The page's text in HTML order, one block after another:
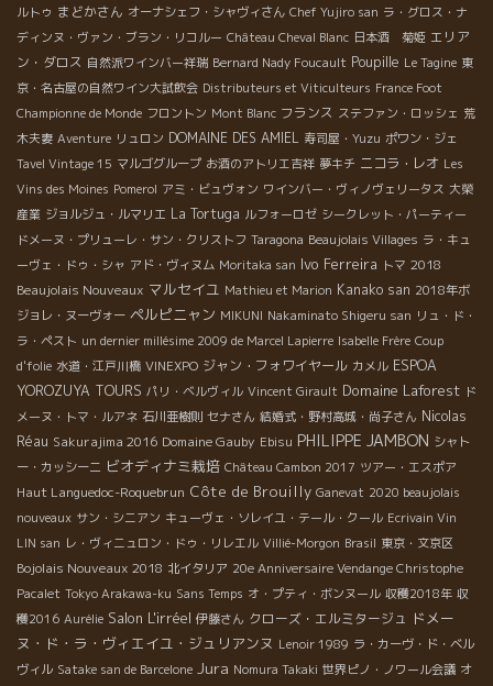
ルトゥ まどかさん オーナシェフ・シャヴィさん Chef Yujiro san ラ・グロス・ナ
ディンヌ・ヴァン・ブラン・リコルー Château Cheval Blanc 日本酒 菊姫 エリア
ン・ダロス 自然派ワインバー祥瑞 Bernard Nady Foucault Poupille Le Tagine 東
京・名古屋の自然ワイン大試飲会 Distributeurs et Viticulteurs France Foot
Championne de Monde フロントン Mont Blanc フランス ステファン・ロッシェ 荒
木夫妻 Aventure リュロン DOMAINE DES AMIEL 寿司屋・Yuzu ポワン・ジェ
Tavel Vintage 15 マルゴグループ お酒のアトリエ吉祥 夢キチ ニコラ・レオ Les
Vins des Moines Pomerol アミ・ビュヴォン ワインバー・ヴィノヴェリータス 大榮
産業 ジョルジュ・ルマリエ La Tortuga ルフォーロゼ シークレット・パーティー
ドメーヌ・プリューレ・サン・クリストフ Taragona Beaujolais Villages ラ・キュ
ーヴェ・ドゥ・シャ アド・ヴィヌム Moritaka san Ivo Ferreira トマ 2018
Beaujolais Nouveaux マルセイユ Mathieu et Marion Kanako san 2018年ボ
ジョレ・ヌーヴォー ペルピニャン MIKUNI Nakaminato Shigeru san リュ・ド・
ラ・ペスト un dernier millésime 2009 de Marcel Lapierre Isabelle Frère Coup
d'folie 水道・江戸川橋 VINEXPO ジャン・フォワイヤール カメル ESPOA
YOROZUYA TOURS パリ・ベルヴィル Vincent Girault Domaine Laforest ド
メーヌ・トマ・ルアネ 石川亜樹則 セナさん 結婚式・野村高城・尚子さん Nicolas
Réau Sakurajima 2016 Domaine Gauby Ebisu PHILIPPE JAMBON シャト
ー・カッシーニ ビオディナミ栽培 Château Cambon 2017 ツアー・エスポア
Haut Languedoc-Roquebrun Côte de Brouilly Ganevat 2020 beaujolais
nouveaux サン・シニアン キューヴェ・ソレイユ・テール・クール Ecrivain Vin
LIN san レ・ヴィニュロン・ドゥ・リレエル Villié-Morgon Brasil 東京・文京区
Bojolais Nouveaux 2018 北イタリア 20e Anniversaire Vendange Christophe
Pacalet Tokyo Arakawa-ku Sans Temps オ・プティ・ボンヌール 収穫2018年 収
穫2016 Aurélie Salon L'irréel 伊藤さん クローズ・エルミタージュ ドメー
ヌ・ド・ラ・ヴィエイユ・ジュリアンヌ Lenoir 1989 ラ・カーヴ・ド・ベル
ヴィル Satake san de Barcelone Jura Nomura Takaki 世界ピノ・ノワール会議 オ